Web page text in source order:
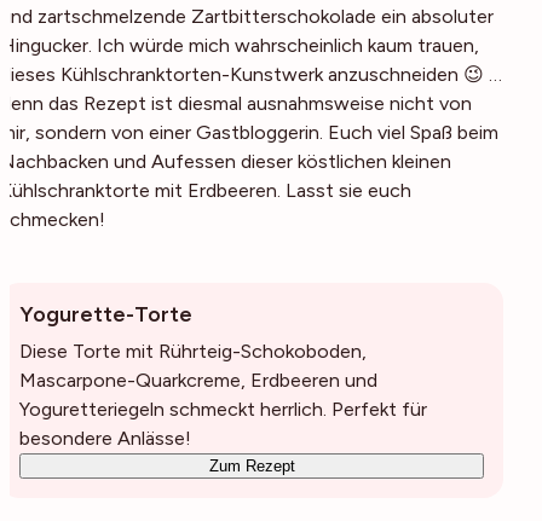
und zartschmelzende Zartbitterschokolade ein absoluter
Hingucker. Ich würde mich wahrscheinlich kaum trauen,
dieses Kühlschranktorten-Kunstwerk anzuschneiden 😉 …
denn das Rezept ist diesmal ausnahmsweise nicht von
mir, sondern von einer Gastbloggerin. Euch viel Spaß beim
Nachbacken und Aufessen dieser köstlichen kleinen
Kühlschranktorte mit Erdbeeren. Lasst sie euch
schmecken!
Yogurette-Torte
Diese Torte mit Rührteig-Schokoboden,
Mascarpone-Quarkcreme, Erdbeeren und
Yoguretteriegeln schmeckt herrlich. Perfekt für
besondere Anlässe!
Zum Rezept